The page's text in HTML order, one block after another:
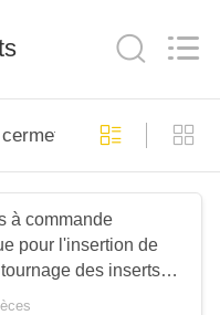
272
à commande
pour l'insertion de
des inserts,
FQ